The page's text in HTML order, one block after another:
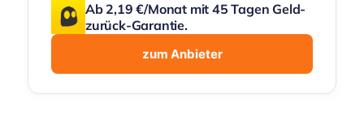
Ab 2,19 €/Monat mit 45 Tagen Geld-
zurück-Garantie.
zum Anbieter